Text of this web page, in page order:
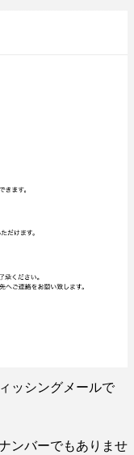
ッシングメールで
ンバーでもありませ